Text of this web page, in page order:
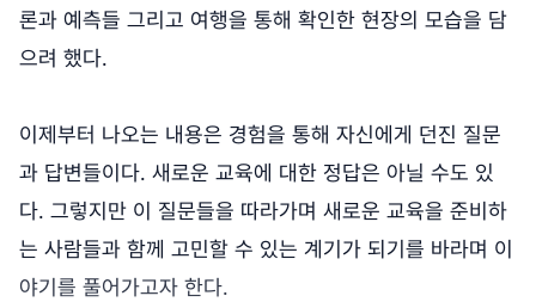
론과 예측들 그리고 여행을 통해 확인한 현장의 모습을 담
으려 했다.
이제부터 나오는 내용은 경험을 통해 자신에게 던진 질문
과 답변들이다. 새로운 교육에 대한 정답은 아닐 수도 있
다. 그렇지만 이 질문들을 따라가며 새로운 교육을 준비하
는 사람들과 함께 고민할 수 있는 계기가 되기를 바라며 이
야기를 풀어가고자 한다.